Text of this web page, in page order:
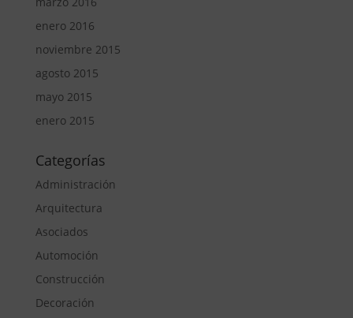
enero 2016
noviembre 2015
agosto 2015
mayo 2015
enero 2015
Categorías
Administración
Arquitectura
Asociados
Automoción
Construcción
Decoración